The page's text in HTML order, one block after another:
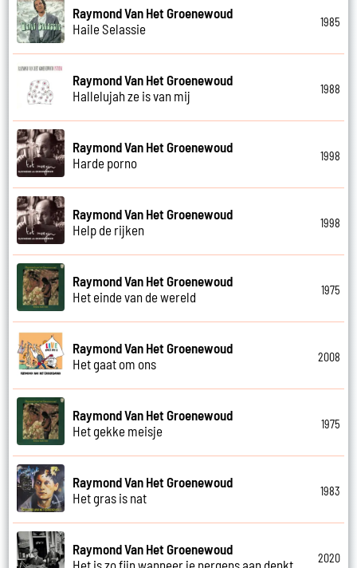
Raymond Van Het Groenewoud
Haile Selassie
1985
Raymond Van Het Groenewoud
Hallelujah ze is van mij
1988
Raymond Van Het Groenewoud
Harde porno
1998
Raymond Van Het Groenewoud
Help de rijken
1998
Raymond Van Het Groenewoud
Het einde van de wereld
1975
Raymond Van Het Groenewoud
Het gaat om ons
2008
Raymond Van Het Groenewoud
Het gekke meisje
1975
Raymond Van Het Groenewoud
Het gras is nat
1983
Raymond Van Het Groenewoud
Het is zo fijn wanneer je nergens aan denkt
2020